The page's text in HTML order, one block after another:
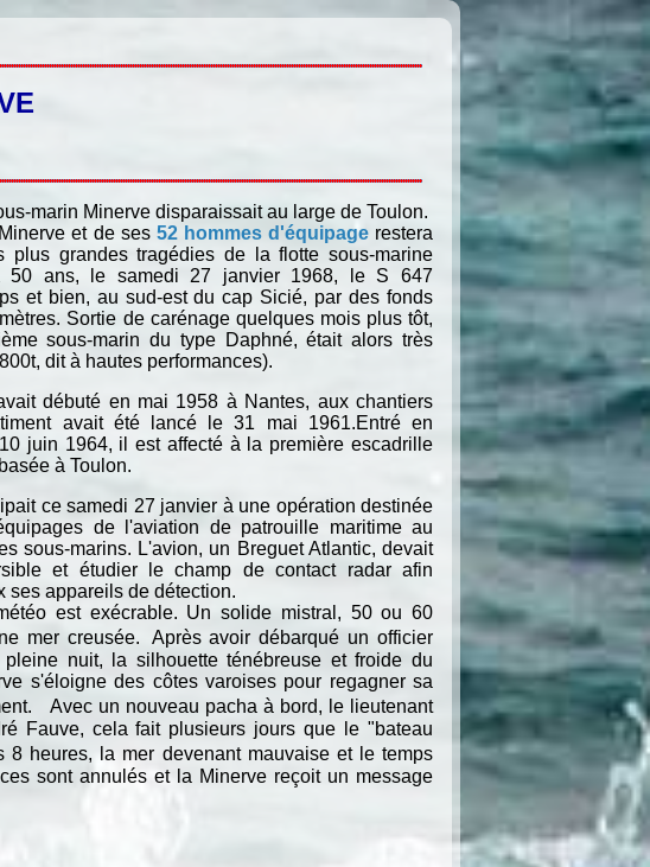
marin Minerve disparaissait au large de Toulon.
et de ses 52 hommes d'équipagerestera
plus grandes tragédies de la flotte sous-marine
50 ans, le samedi 27 janvier 1968, le S 647
et bien, au sud-est du cap Sicié, par des fonds
Sortie de carénage quelques mois plus tôt,
sous-marin du type Daphné, était alors très
dit à hautes performances).
débuté en mai 1958 à Nantes, aux chantiers
avait été lancé le 31 mai 1961.Entré en
juin 1964, il est affecté à la première escadrille
à Toulon.
ce samedi 27 janvier à une opération destinée
de l'aviation de patrouille maritime au
sous-marins. L'avion, un Breguet Atlantic, devait
et étudier le champ de contact radar afin
ses appareils de détection.
est exécrable. Un solide mistral, 50 ou 60
mer creusée. Après avoir débarqué un officier
nuit, la silhouette ténébreuse et froide du
s'éloigne des côtes varoises pour regagner sa
Avec un nouveau pacha à bord, le lieutenant
Fauve, cela fait plusieurs jours que le "bateau
heures, la mer devenant mauvaise et le temps
sont annulés et la Minerve reçoit un message